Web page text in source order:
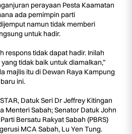
perayaan Pesta Kaamatan
ada pemimpin parti
namun tidak memberi
untuk hadir.
respons tidak dapat hadir. Inilah
tidak baik untuk diamalkan,”
majlis itu di Dewan Raya Kampung
ini.
Datuk Seri Dr Jeffrey Kitingan
Menteri Sabah; Senator Datuk John
Bersatu Rakyat Sabah (PBRS)
MCA Sabah, Lu Yen Tung.